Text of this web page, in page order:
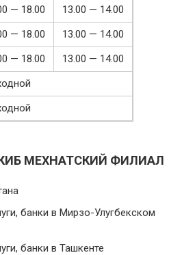
— 18.00
13.00 — 14.00
— 18.00
13.00 — 14.00
— 18.00
13.00 — 14.00
АКИБ МЕХНАТСКИЙ ФИЛИАЛ
банки в Мирзо-Улугбекском
банки в Ташкенте